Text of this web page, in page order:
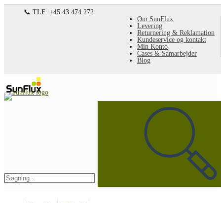
Om SunFlux
Levering
Returnering & Reklamation
Kundeservice og kontakt
Min Konto
Cases & Samarbejder
Blog
📞 TLF: +45 43 474 272